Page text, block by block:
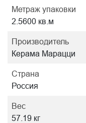
Метраж упаковки
2.5600 кв.м
Производитель
Керама Марацци
Страна
Россия
Вес
57.19 кг